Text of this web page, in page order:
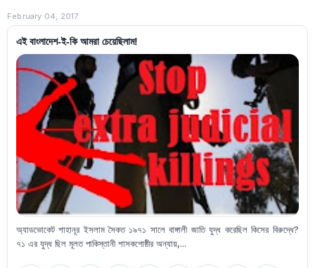
February 04, 2017
এই বাংলাদেশ-ই-কি আমরা চেয়েছিলাম!
অ্যাডভোকেট শাহানূর ইসলাম সৈকত ১৯৭১ সালে বাঙ্গালী জাতি যুদ্ধ করেছিল কিসের বিরুদ্ধে?
৭১ এর যুদ্ধ ছিল মূলত পাকিস্তানী শাসকগোষ্ঠীর অন্যায়,...